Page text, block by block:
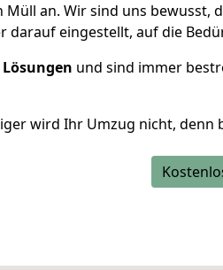
an. Wir sind uns
darauf eingestellt, auf die
und sind immer
wird Ihr Umzug nicht, denn